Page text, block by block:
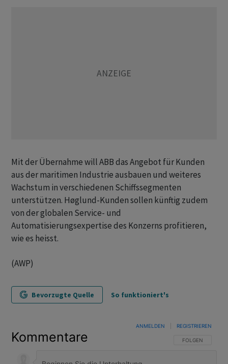
Mit der Übernahme will ABB das Angebot für Kunden
aus der maritimen Industrie ausbauen und weiteres
Wachstum in verschiedenen Schiffssegmenten
unterstützen. Høglund-Kunden sollen künftig zudem
von der globalen Service- und
Automatisierungsexpertise des Konzerns profitieren,
wie es heisst.
(AWP)
Bevorzugte Quelle So funktioniert's
Kommentare FOLGE DIESER
FOLGEN
ANMELDEN REGISTRIEREN